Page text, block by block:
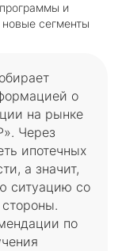
и
сегменты
о
на рынке
Через
ипотечных
а значит,
ситуацию со
по